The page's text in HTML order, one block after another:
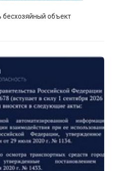
бесхозяйный объект